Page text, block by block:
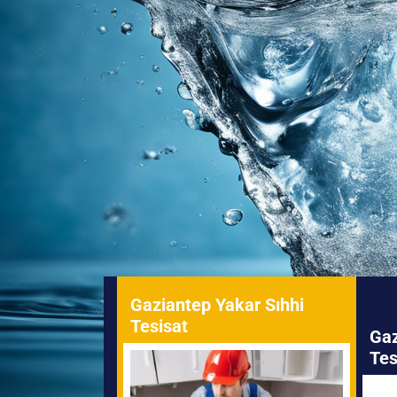
Gaziantep Yakar Sıhhi
Tesisat